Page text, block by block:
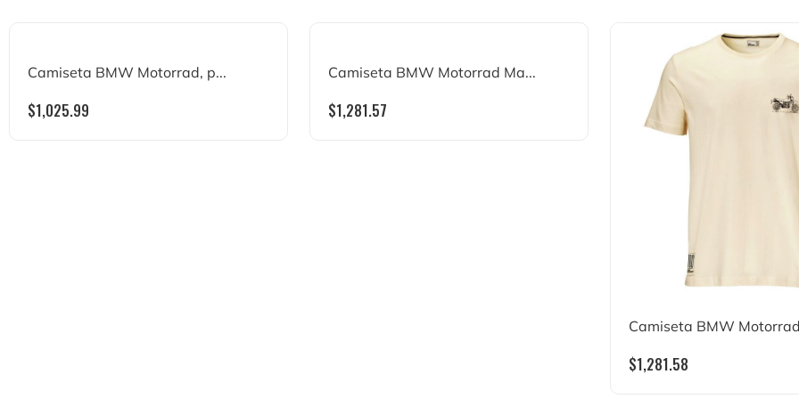
Camiseta BMW Motorrad, p...
$1,025.99
Camiseta BMW Motorrad Ma...
$1,281.57
Camiseta BMW
$1,281.58